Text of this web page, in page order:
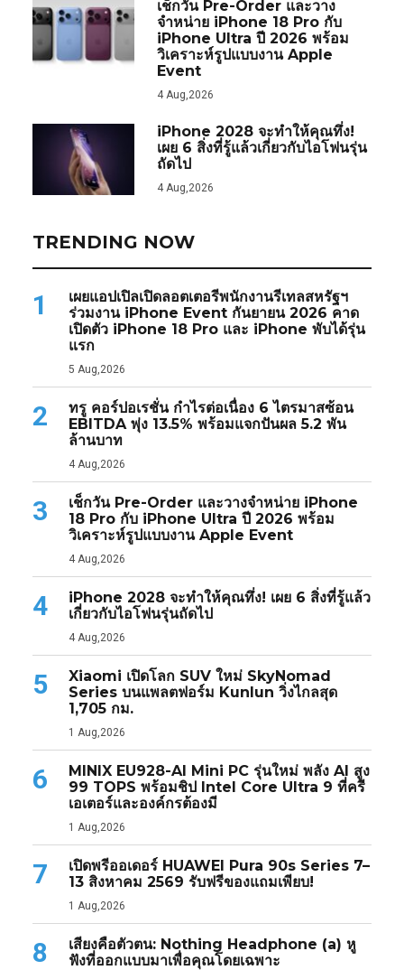
เช็กวัน Pre-Order และวาง
จำหน่าย iPhone 18 Pro กับ
iPhone Ultra ปี 2026 พร้อม
วิเคราะห์รูปแบบงาน Apple
Event
4 Aug,2026
iPhone 2028 จะทำให้คุณทึ่ง!
เผย 6 สิ่งที่รู้แล้วเกี่ยวกับไอโฟนรุ่น
ถัดไป
4 Aug,2026
TRENDING NOW
1
เผยแอปเปิลเปิดลอตเตอรีพนักงานรีเทลสหรัฐฯ
ร่วมงาน iPhone Event กันยายน 2026 คาด
เปิดตัว iPhone 18 Pro และ iPhone พับได้รุ่น
แรก
5 Aug,2026
2
ทรู คอร์ปอเรชั่น กำไรต่อเนื่อง 6 ไตรมาสซ้อน
EBITDA พุ่ง 13.5% พร้อมแจกปันผล 5.2 พัน
ล้านบาท
4 Aug,2026
3
เช็กวัน Pre-Order และวางจำหน่าย iPhone
18 Pro กับ iPhone Ultra ปี 2026 พร้อม
วิเคราะห์รูปแบบงาน Apple Event
4 Aug,2026
4
iPhone 2028 จะทำให้คุณทึ่ง! เผย 6 สิ่งที่รู้แล้ว
เกี่ยวกับไอโฟนรุ่นถัดไป
4 Aug,2026
5
Xiaomi เปิดโลก SUV ใหม่ SkyNomad
Series บนแพลตฟอร์ม Kunlun วิ่งไกลสุด
1,705 กม.
1 Aug,2026
6
MINIX EU928-AI Mini PC รุ่นใหม่ พลัง AI สูง
99 TOPS พร้อมชิป Intel Core Ultra 9 ที่ครี
เอเตอร์และองค์กรต้องมี
1 Aug,2026
7
เปิดพรีออเดอร์ HUAWEI Pura 90s Series 7–
13 สิงหาคม 2569 รับฟรีของแถมเพียบ!
1 Aug,2026
8
เสียงคือตัวตน: Nothing Headphone (a) หู
ฟังที่ออกแบบมาเพื่อคุณโดยเฉพาะ